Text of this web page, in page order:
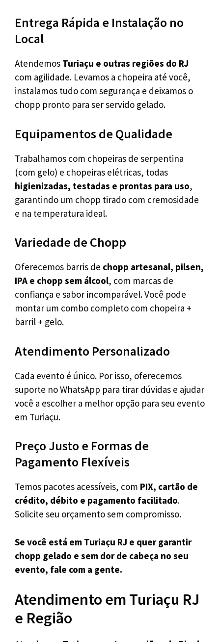
Entrega Rápida e Instalação no
Local
Atendemos Turiaçu e outras regiões do RJ
com agilidade. Levamos a chopeira até você,
instalamos tudo com segurança e deixamos o
chopp pronto para ser servido gelado.
Equipamentos de Qualidade
Trabalhamos com chopeiras de serpentina
(com gelo) e chopeiras elétricas, todas
higienizadas, testadas e prontas para uso,
garantindo um chopp tirado com cremosidade
e na temperatura ideal.
Variedade de Chopp
Oferecemos barris de chopp artesanal, pilsen,
IPA e chopp sem álcool, com marcas de
confiança e sabor incomparável. Você pode
montar um combo completo com chopeira +
barril + gelo.
Atendimento Personalizado
Cada evento é único. Por isso, oferecemos
suporte no WhatsApp para tirar dúvidas e ajudar
você a escolher a melhor opção para seu evento
em Turiaçu.
Preço Justo e Formas de
Pagamento Flexíveis
Temos pacotes acessíveis, com PIX, cartão de
crédito, débito e pagamento facilitado.
Solicite seu orçamento sem compromisso.
Se você está em Turiaçu RJ e quer garantir
chopp gelado e sem dor de cabeça no seu
evento, fale com a gente.
Atendimento em Turiaçu RJ
e Região